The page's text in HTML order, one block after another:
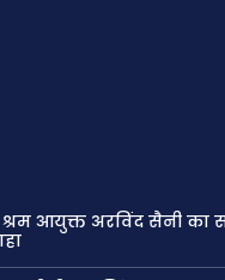
आयुक्त अरविंद सैनी का